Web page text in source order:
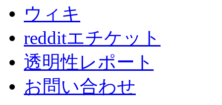
ウィキ
redditエチケット
透明性レポート
お問い合わせ